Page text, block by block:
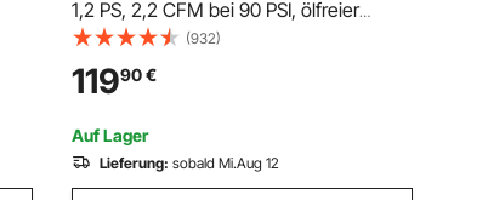
1,2 PS, 2,2 CFM bei 90 PSI, ölfreier
Luftkompressortank und max. 116 PSI
Druck, 70 dB ultraleiser Kompressor für
Autoreparatur, Reifenbefüllen,
Spritzlackieren, Nageln von Holzarbeiten
(932)
11990€
Auf Lager
Lieferung: sobald Mi.Aug 12